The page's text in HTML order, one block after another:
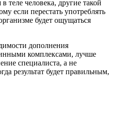
теле человека, другие такой
если перестать употреблять
будет ощущаться
дополнения
комплексами, лучше
специалиста, а не
результат будет правильным,